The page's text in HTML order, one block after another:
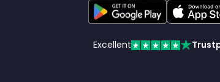
Excellent